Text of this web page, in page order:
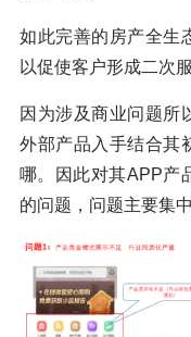
如此完善的房产全生
以促使客户形成二次
因为涉及商业问题所
外部产品入手结合其
哪。因此对其APP产
的问题，问题主要集